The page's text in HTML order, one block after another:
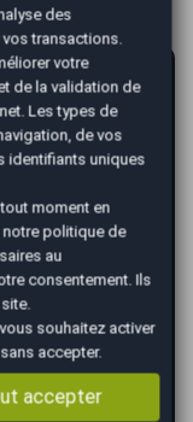
de votre
!
véhicule
des
transactions.
votre
de la validation de
Les types de
de vos
identifiants uniques
moment en
notre politique de
au
consentement. Ils
souhaitez activer
accepter.
accepter